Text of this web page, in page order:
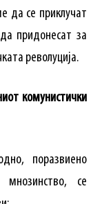
да се приклучат
придонесат за
револуција.
комунистички
поразвиено
се